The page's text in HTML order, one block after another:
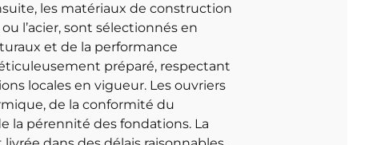
les matériaux de construction
l’acier, sont sélectionnés en
et de la performance
préparé, respectant
locales en vigueur. Les ouvriers
de la conformité du
la pérennité des fondations. La